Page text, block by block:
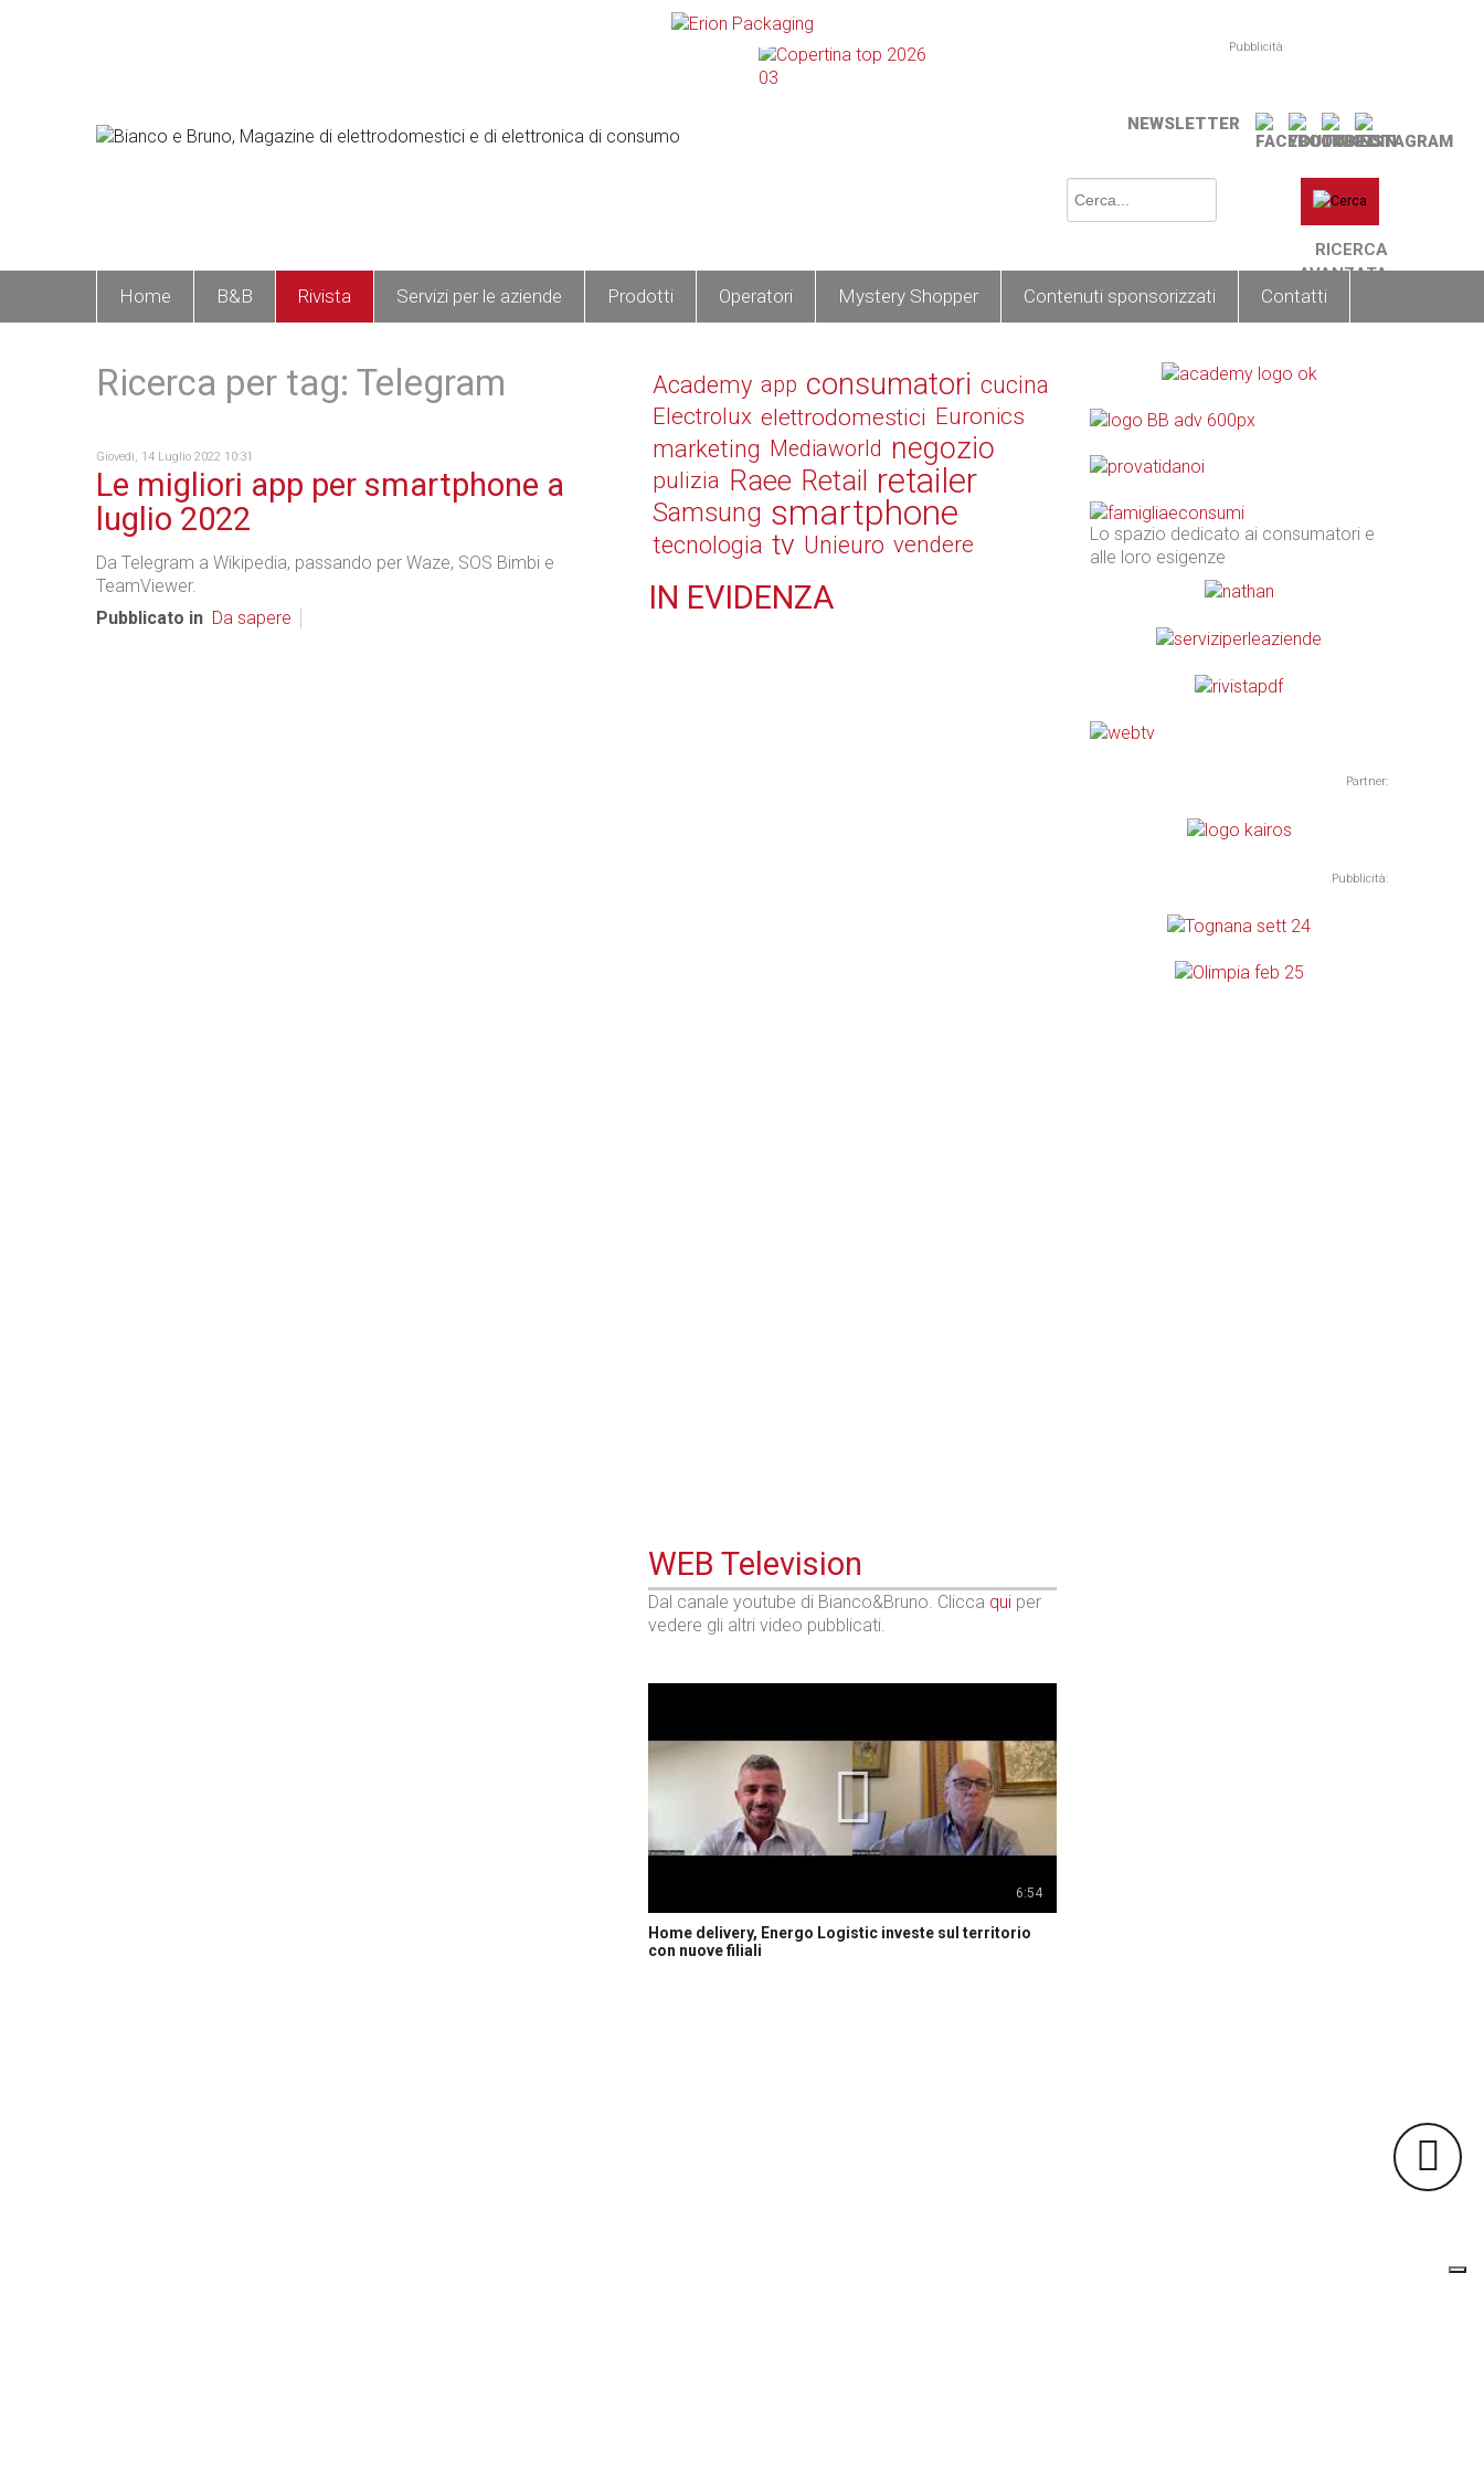
Pubblicità
NEWSLETTER
RICERCA
AVANZATA
Home B&B Rivista Servizi per le aziende Prodotti Operatori Mystery Shopper Contenuti sponsorizzati Contatti
Ricerca per tag: Telegram
Giovedì, 14 Luglio 2022 10:31
Le migliori app per smartphone a
luglio 2022
Da Telegram a Wikipedia, passando per Waze, SOS Bimbi e
TeamViewer.
Pubblicato in Da sapere
Academy app consumatori cucina
Electrolux elettrodomestici Euronics
marketing Mediaworld negozio
pulizia Raee Retail retailer
Samsung smartphone
tecnologia tv Unieuro vendere
IN EVIDENZA
WEB Television
Dal canale youtube di Bianco&Bruno. Clicca qui per
vedere gli altri video pubblicati.
6:54
Home delivery, Energo Logistic investe sul territorio
con nuove filiali
Lo spazio dedicato ai consumatori e
alle loro esigenze
Partner:
Pubblicità: